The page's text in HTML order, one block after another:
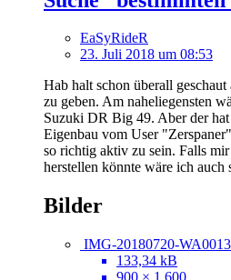
EaSyRideR
23. Juli 2018 um 08:53
Hab halt schon überall
zu geben. Am naheliegensten
Suzuki DR Big 49. Aber der
Eigenbau vom User
so richtig aktiv zu sein. Falls
herstellen könnte wäre ich auch
Bilder
IMG-20180720-
133,34 kB